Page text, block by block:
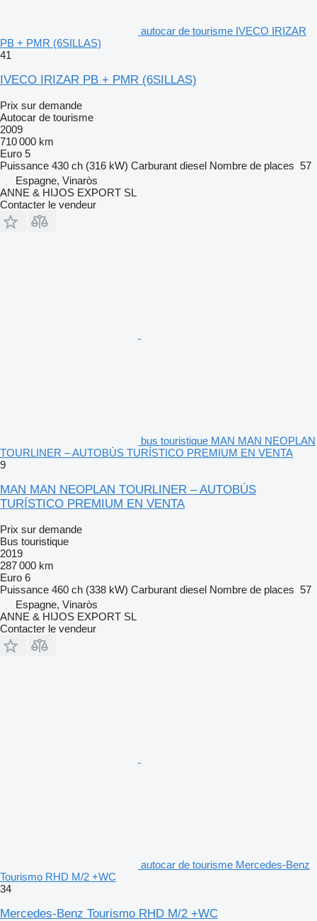
autocar de tourisme IVECO IRIZAR
PB + PMR (6SILLAS)
41
IVECO IRIZAR PB + PMR (6SILLAS)
Prix sur demande
Autocar de tourisme
2009
710 000 km
Euro 5
Puissance 430 ch (316 kW) Carburant diesel Nombre de places 57
Espagne, Vinaròs
ANNE & HIJOS EXPORT SL
Contacter le vendeur
bus touristique MAN MAN NEOPLAN
TOURLINER – AUTOBÚS TURÍSTICO PREMIUM EN VENTA
9
MAN MAN NEOPLAN TOURLINER – AUTOBÚS
TURÍSTICO PREMIUM EN VENTA
Prix sur demande
Bus touristique
2019
287 000 km
Euro 6
Puissance 460 ch (338 kW) Carburant diesel Nombre de places 57
Espagne, Vinaròs
ANNE & HIJOS EXPORT SL
Contacter le vendeur
autocar de tourisme Mercedes-Benz
Tourismo RHD M/2 +WC
34
Mercedes-Benz Tourismo RHD M/2 +WC